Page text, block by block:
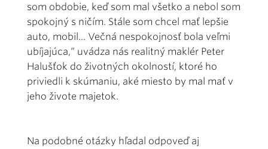
som obdobie, keď som mal všetko a nebol som
spokojný s ničím. Stále som chcel mať lepšie
auto, mobil... Večná nespokojnosť bola veľmi
ubíjajúca,“ uvádza nás realitný maklér Peter
Halušťok do životných okolností, ktoré ho
priviedli k skúmaniu, aké miesto by mal mať v
jeho živote majetok.
Na podobné otázky hľadal odpoveď aj